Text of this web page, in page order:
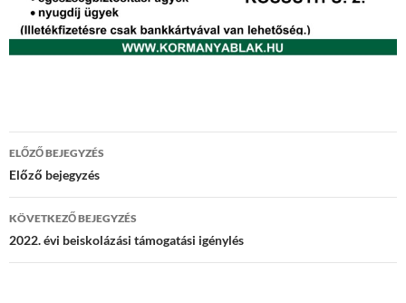
Bejegyzés
navigáció
ELŐZŐ BEJEGYZÉS
Előző bejegyzés
KÖVETKEZŐ BEJEGYZÉS
2022. évi beiskolázási támogatási igénylés